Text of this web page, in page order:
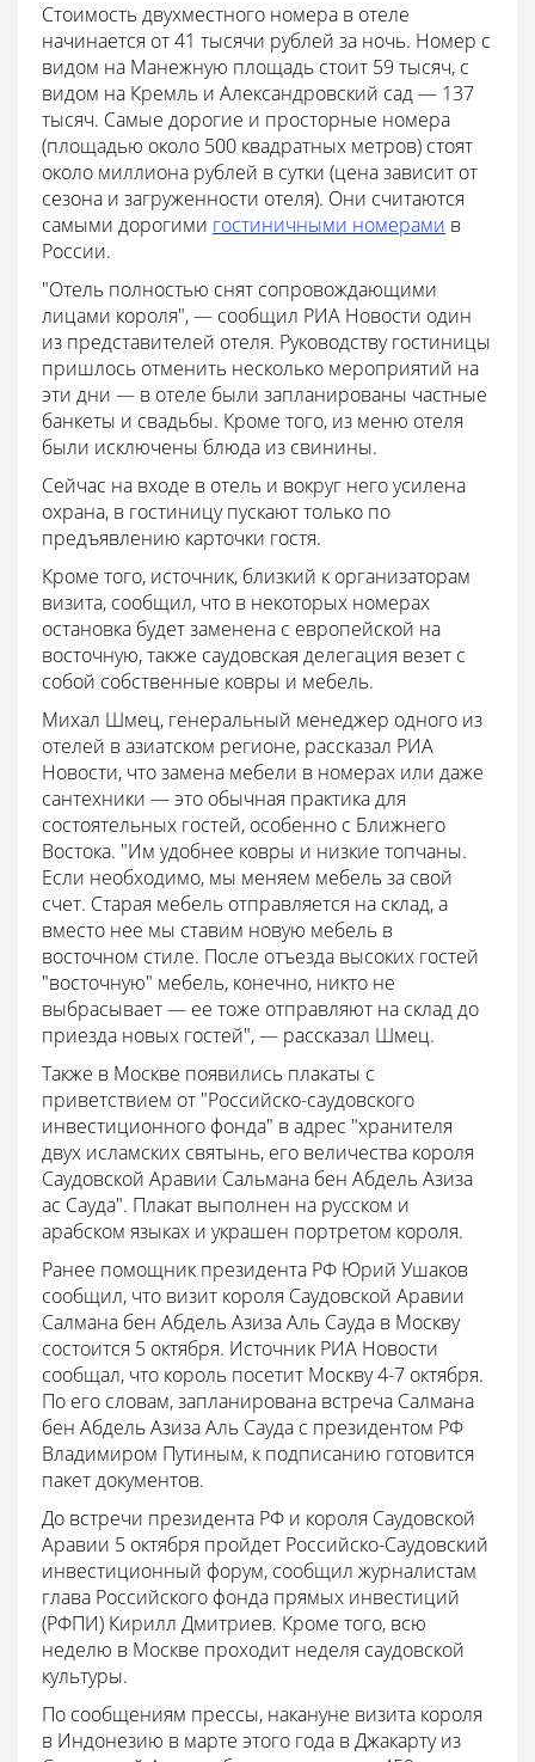
Стоимость двухместного номера в отеле
начинается от 41 тысячи рублей за ночь. Номер с
видом на Манежную площадь стоит 59 тысяч, с
видом на Кремль и Александровский сад — 137
тысяч. Самые дорогие и просторные номера
(площадью около 500 квадратных метров) стоят
около миллиона рублей в сутки (цена зависит от
сезона и загруженности отеля). Они считаются
самыми дорогими гостиничными номерами в
России.
"Отель полностью снят сопровождающими
лицами короля", — сообщил РИА Новости один
из представителей отеля. Руководству гостиницы
пришлось отменить несколько мероприятий на
эти дни — в отеле были запланированы частные
банкеты и свадьбы. Кроме того, из меню отеля
были исключены блюда из свинины.
Сейчас на входе в отель и вокруг него усилена
охрана, в гостиницу пускают только по
предъявлению карточки гостя.
Кроме того, источник, близкий к организаторам
визита, сообщил, что в некоторых номерах
остановка будет заменена с европейской на
восточную, также саудовская делегация везет с
собой собственные ковры и мебель.
Михал Шмец, генеральный менеджер одного из
отелей в азиатском регионе, рассказал РИА
Новости, что замена мебели в номерах или даже
сантехники — это обычная практика для
состоятельных гостей, особенно с Ближнего
Востока. "Им удобнее ковры и низкие топчаны.
Если необходимо, мы меняем мебель за свой
счет. Старая мебель отправляется на склад, а
вместо нее мы ставим новую мебель в
восточном стиле. После отъезда высоких гостей
"восточную" мебель, конечно, никто не
выбрасывает — ее тоже отправляют на склад до
приезда новых гостей", — рассказал Шмец.
Также в Москве появились плакаты с
приветствием от "Российско-саудовского
инвестиционного фонда" в адрес "хранителя
двух исламских святынь, его величества короля
Саудовской Аравии Сальмана бен Абдель Азиза
ас Сауда". Плакат выполнен на русском и
арабском языках и украшен портретом короля.
Ранее помощник президента РФ Юрий Ушаков
сообщил, что визит короля Саудовской Аравии
Салмана бен Абдель Азиза Аль Сауда в Москву
состоится 5 октября. Источник РИА Новости
сообщал, что король посетит Москву 4-7 октября.
По его словам, запланирована встреча Салмана
бен Абдель Азиза Аль Сауда с президентом РФ
Владимиром Путиным, к подписанию готовится
пакет документов.
До встречи президента РФ и короля Саудовской
Аравии 5 октября пройдет Российско-Саудовский
инвестиционный форум, сообщил журналистам
глава Российского фонда прямых инвестиций
(РФПИ) Кирилл Дмитриев. Кроме того, всю
неделю в Москве проходит неделя саудовской
культуры.
По сообщениям прессы, накануне визита короля
в Индонезию в марте этого года в Джакарту из